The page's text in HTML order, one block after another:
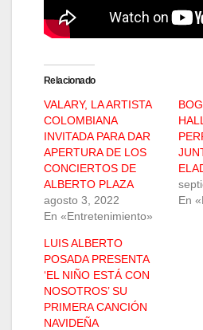
Relacionado
VALARY, LA ARTISTA
COLOMBIANA
INVITADA PARA DAR
APERTURA DE LOS
CONCIERTOS DE
ALBERTO PLAZA
agosto 3, 2022
En «Entretenimiento»
En
LUIS ALBERTO
POSADA PRESENTA
‘EL NIÑO ESTÁ CON
NOSOTROS’ SU
PRIMERA CANCIÓN
NAVIDEÑA